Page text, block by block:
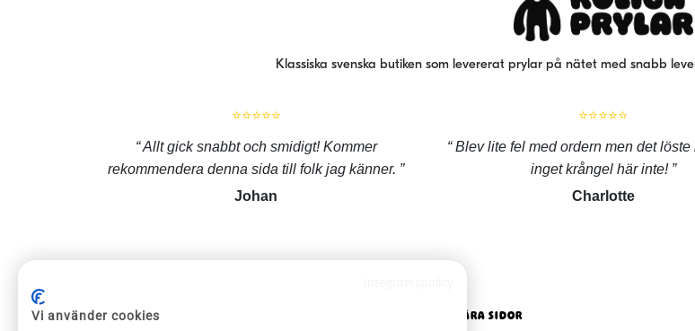
Klassiska svenska butiken som levererat prylar på nätet med snabb
⭐⭐⭐⭐⭐
Allt gick snabbt och smidigt! Kommer
rekommendera denna sida till folk jag känner.
Johan
⭐⭐⭐⭐⭐
Blev lite fel med ordern men det löste
inget krångel här inte!
Charlotte
ROLIGAPRYLAR KUNDSERVICE POPULÄRA SIDOR
Vi använder cookies